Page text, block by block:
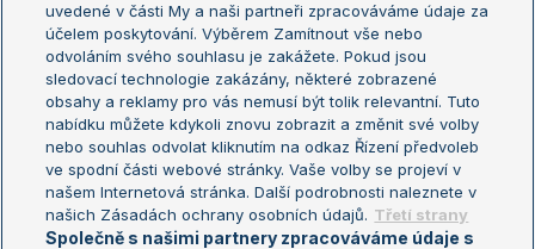
US Open
Turnaj mistrů
Turnaj mistryň
Aktualní trendy
Fotbalové přestupy
Livesport Daily
LS Prague Open
uvedené v části My a naši partneři zpracováváme údaje za
účelem poskytování. Výběrem Zamítnout vše nebo
odvoláním svého souhlasu je zakážete. Pokud jsou
sledovací technologie zakázány, některé zobrazené
obsahy a reklamy pro vás nemusí být tolik relevantní. Tuto
nabídku můžete kdykoli znovu zobrazit a změnit své volby
nebo souhlas odvolat kliknutím na odkaz Řízení předvoleb
ve spodní části webové stránky. Vaše volby se projeví v
našem Internetová stránka. Další podrobnosti naleznete v
našich Zásadách ochrany osobních údajů. Třetí strany
Společně s našimi partnery zpracováváme údaje s